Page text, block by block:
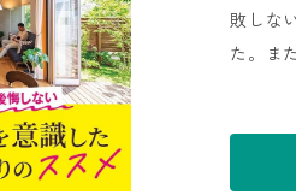
敗しな
た。ま
でき
ど、各